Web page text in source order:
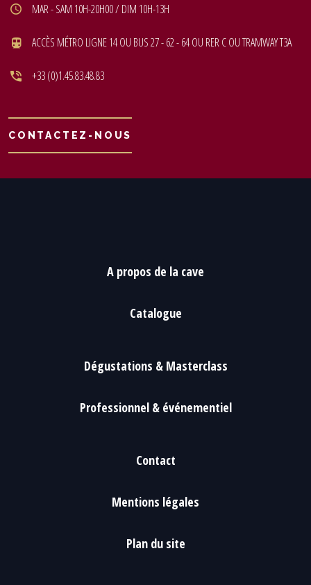
MAR - SAM 10H-20H00 / DIM 10H-13H
ACCÈS MÉTRO LIGNE 14 OU BUS 27 - 62 - 64 OU RER C OU TRAMWAY T3A
+33 (0)1.45.83.48.83
CONTACTEZ-NOUS
A propos de la cave
Catalogue
Dégustations & Masterclass
Professionnel & événementiel
Contact
Mentions légales
Plan du site